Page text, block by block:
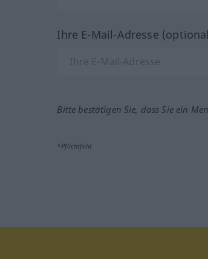
Ihre E-Mail-Adresse
Bitte bestätigen Sie, dass Sie ein
*Pflichtfeld